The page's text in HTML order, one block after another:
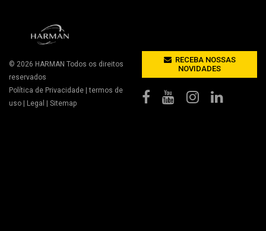
© 2026 HARMAN Todos os direitos
reservados
Política de Privacidade |termos de
uso | Legal | Sitemap
RECEBA NOSSAS
NOVIDADES